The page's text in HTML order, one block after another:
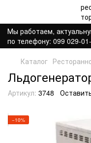
Мы работаем,
по телефону: 099 029-
Каталог
Артикул: 3748
−10%